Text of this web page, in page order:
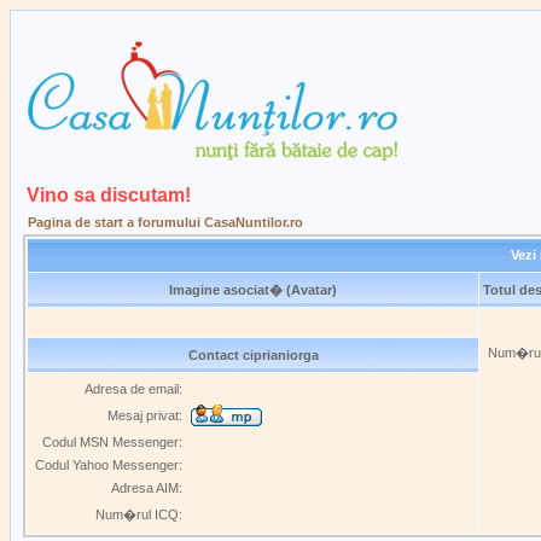
Vino sa discutam!
Pagina de start a forumului CasaNuntilor.ro
Imagine asociat� (Avatar) Totul
Contact ciprianiorga
Adresa de email:
Mesaj privat:
Codul MSN Messenger:
Codul Yahoo Messenger:
Adresa AIM:
Num�rul ICQ: